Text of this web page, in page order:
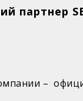
партнер
–